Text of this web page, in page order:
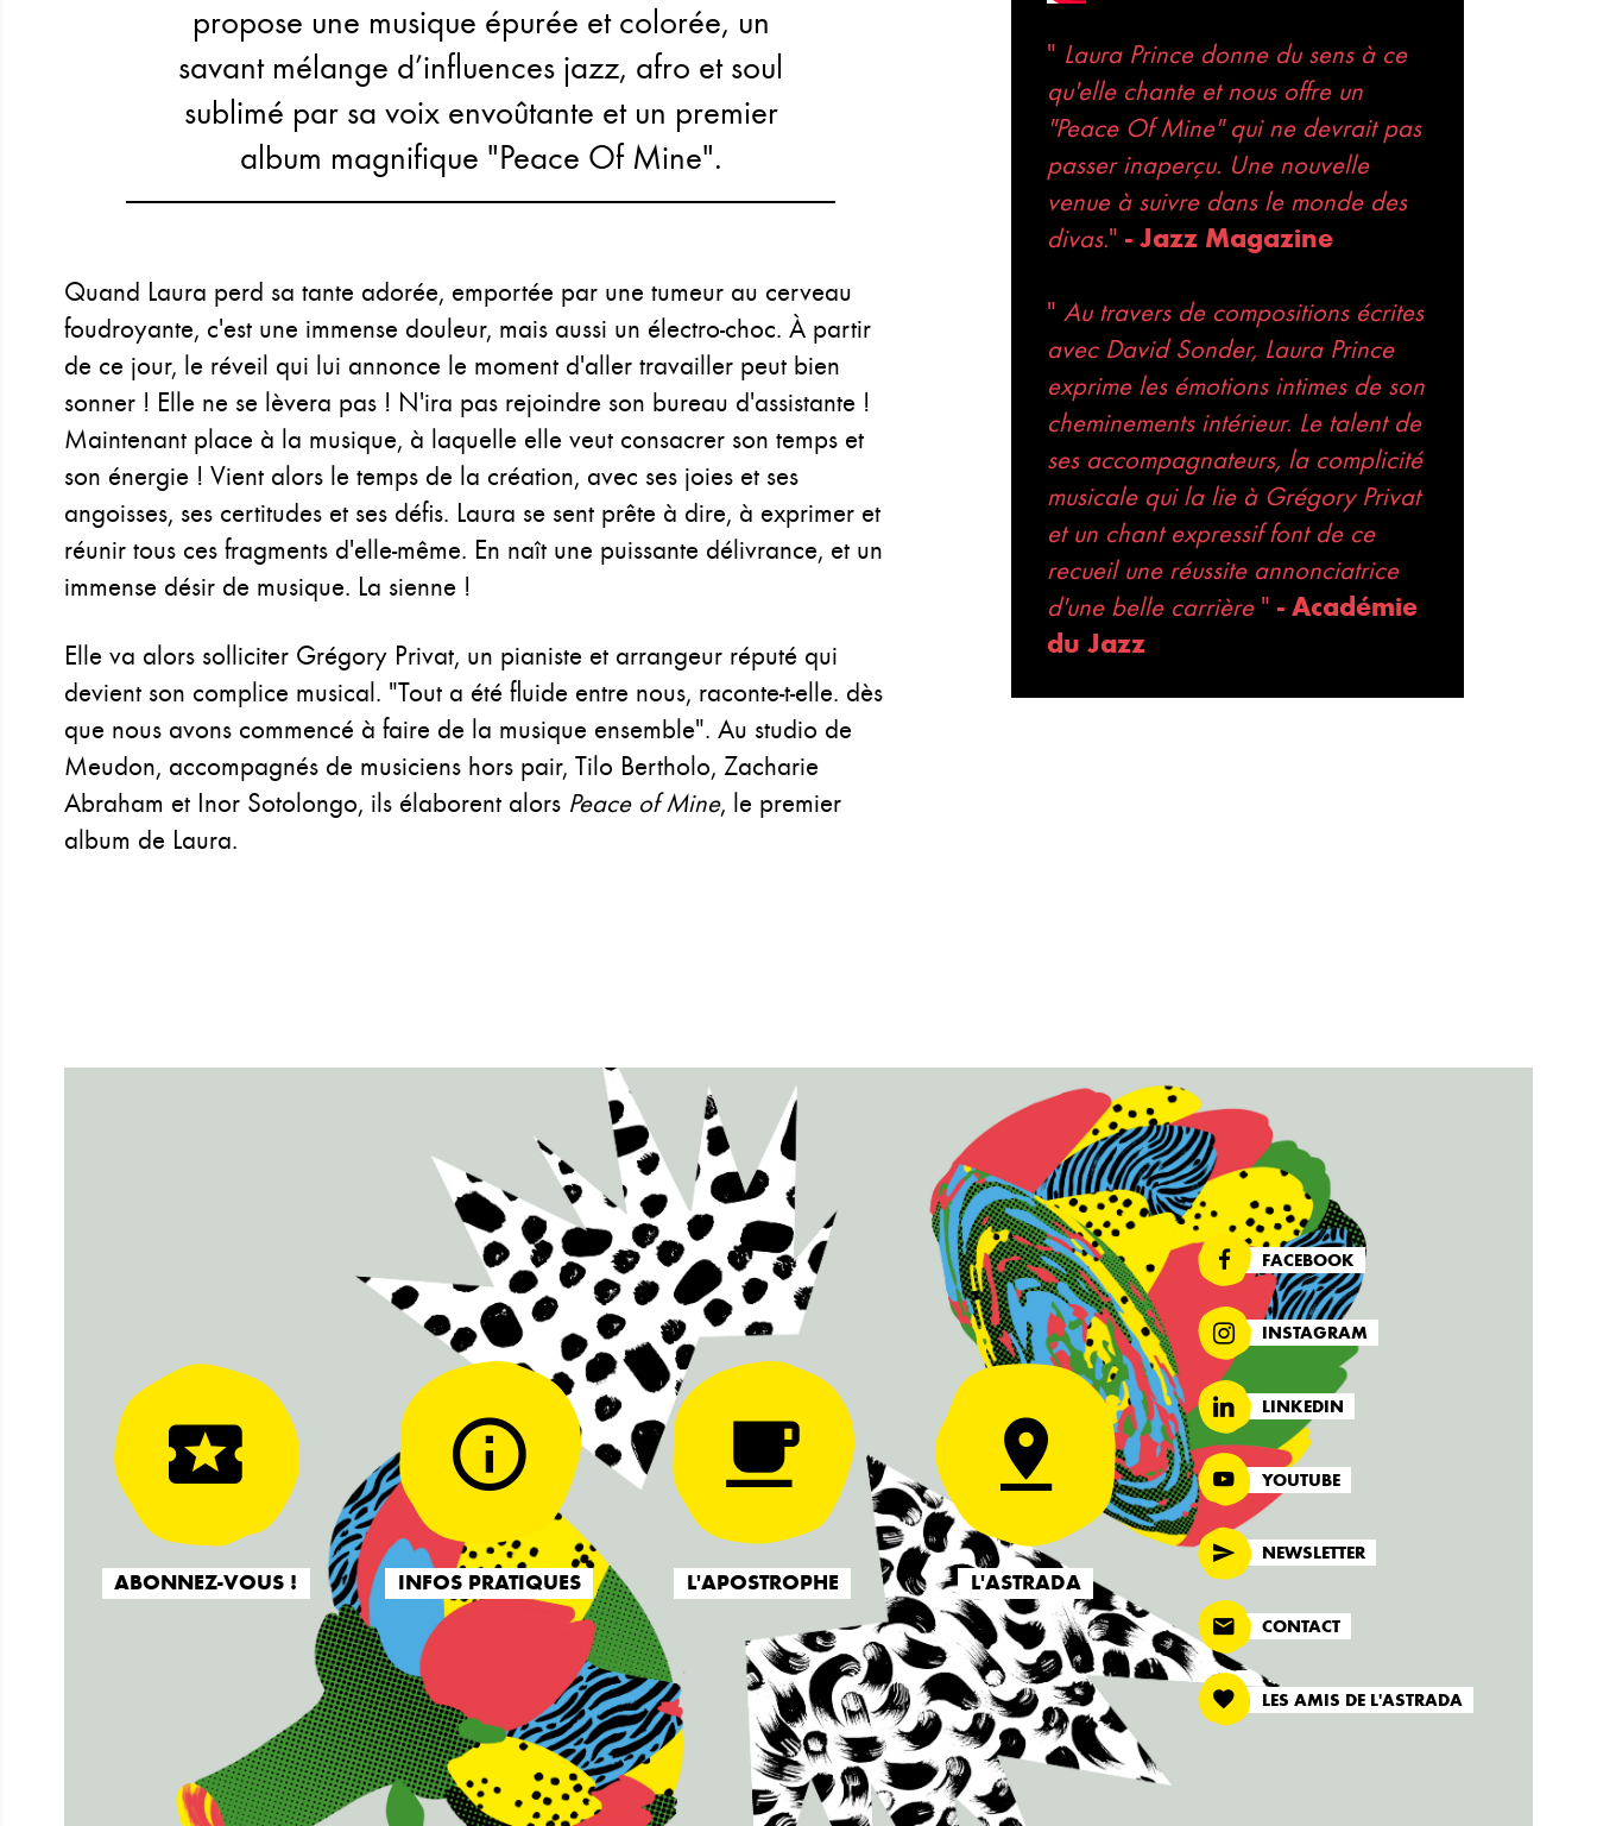
propose une musique épurée et colorée, un
savant mélange d’influences jazz, afro et soul
sublimé par sa voix envoûtante et un premier
album magnifique "Peace Of Mine".
Quand Laura perd sa tante adorée, emportée par une tumeur au cerveau
foudroyante, c'est une immense douleur, mais aussi un électro-choc. À partir
de ce jour, le réveil qui lui annonce le moment d'aller travailler peut bien
sonner ! Elle ne se lèvera pas ! N'ira pas rejoindre son bureau d'assistante !
Maintenant place à la musique, à laquelle elle veut consacrer son temps et
son énergie ! Vient alors le temps de la création, avec ses joies et ses
angoisses, ses certitudes et ses défis. Laura se sent prête à dire, à exprimer et
réunir tous ces fragments d'elle-même. En naît une puissante délivrance, et un
immense désir de musique. La sienne !
Elle va alors solliciter Grégory Privat, un pianiste et arrangeur réputé qui
devient son complice musical. "Tout a été fluide entre nous, raconte-t-elle. dès
que nous avons commencé à faire de la musique ensemble". Au studio de
Meudon, accompagnés de musiciens hors pair, Tilo Bertholo, Zacharie
Abraham et Inor Sotolongo, ils élaborent alors Peace of Mine, le premier
album de Laura.
" Laura Prince donne du sens à ce
qu'elle chante et nous offre un
"Peace Of Mine" qui ne devrait pas
passer inaperçu. Une nouvelle
venue à suivre dans le monde des
divas." - Jazz Magazine
" Au travers de compositions écrites
avec David Sonder, Laura Prince
exprime les émotions intimes de son
cheminements intérieur. Le talent de
ses accompagnateurs, la complicité
musicale qui la lie à Grégory Privat
et un chant expressif font de ce
recueil une réussite annonciatrice
d'une belle carrière " - Académie
du Jazz
ABONNEZ-VOUS ! INFOS PRATIQUES L'APOSTROPHE L'ASTRADA
FACEBOOK
INSTAGRAM
LINKEDIN
YOUTUBE
NEWSLETTER
CONTACT
LES AMIS DE L'ASTRADA